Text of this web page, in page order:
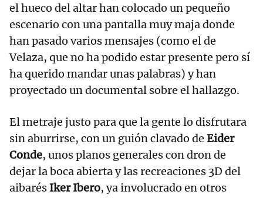
el hueco del altar han colocado un pequeño
escenario con una pantalla muy maja donde
han pasado varios mensajes (como el de
Velaza, que no ha podido estar presente pero sí
ha querido mandar unas palabras) y han
proyectado un documental sobre el hallazgo.
El metraje justo para que la gente lo disfrutara
sin aburrirse, con un guión clavado de Eider
Conde, unos planos generales con dron de
dejar la boca abierta y las recreaciones 3D del
aibarés Iker Ibero, ya involucrado en otros